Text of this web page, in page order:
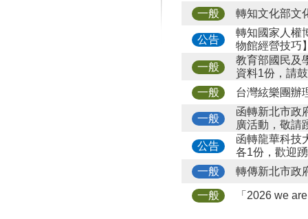
一般 轉知文化部文
公告
轉知國家人權
物館經營技巧
一般
教育部國民及
資料1份，請
一般
台灣絃樂團辦
一般
函轉新北市政
廣活動，敬請
公告
函轉龍華科技
各1份，歡迎
一般
轉傳新北市政
一般 「2026 we